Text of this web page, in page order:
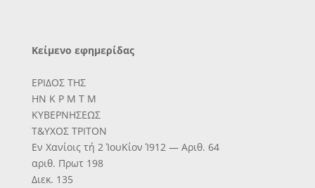
Κείμενο εφημερίδας
ΕΡΙΔΟΣ ΤΗΣ
ΗΝ Κ Ρ Μ Τ Μ
ΚΥΒΕΡΝΗΣΕΩΣ
Τ&ΥΧΟΣ ΤΡΙΤΟΝ
Εν Χανίοις τή 2 ΊουΚίον Ί912 — Αριθ. 64
αριθ. Πρωτ 198
Διεκ. 135